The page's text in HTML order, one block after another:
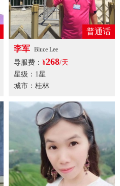
普通话
李军 Bluce Lee
导服费： ¥268/天
星级：1星
城市：桂林